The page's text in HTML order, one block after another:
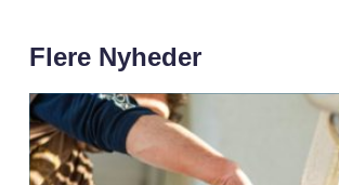
Flere Nyheder